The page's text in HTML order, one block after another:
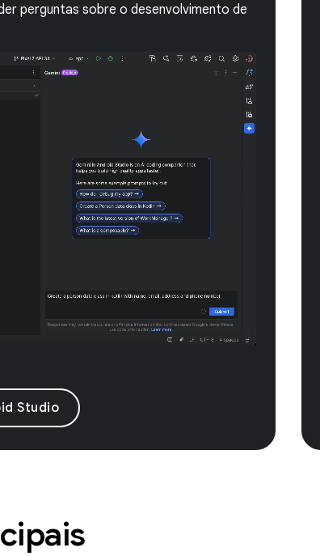
perguntas sobre o desenvolvimento de
Studio